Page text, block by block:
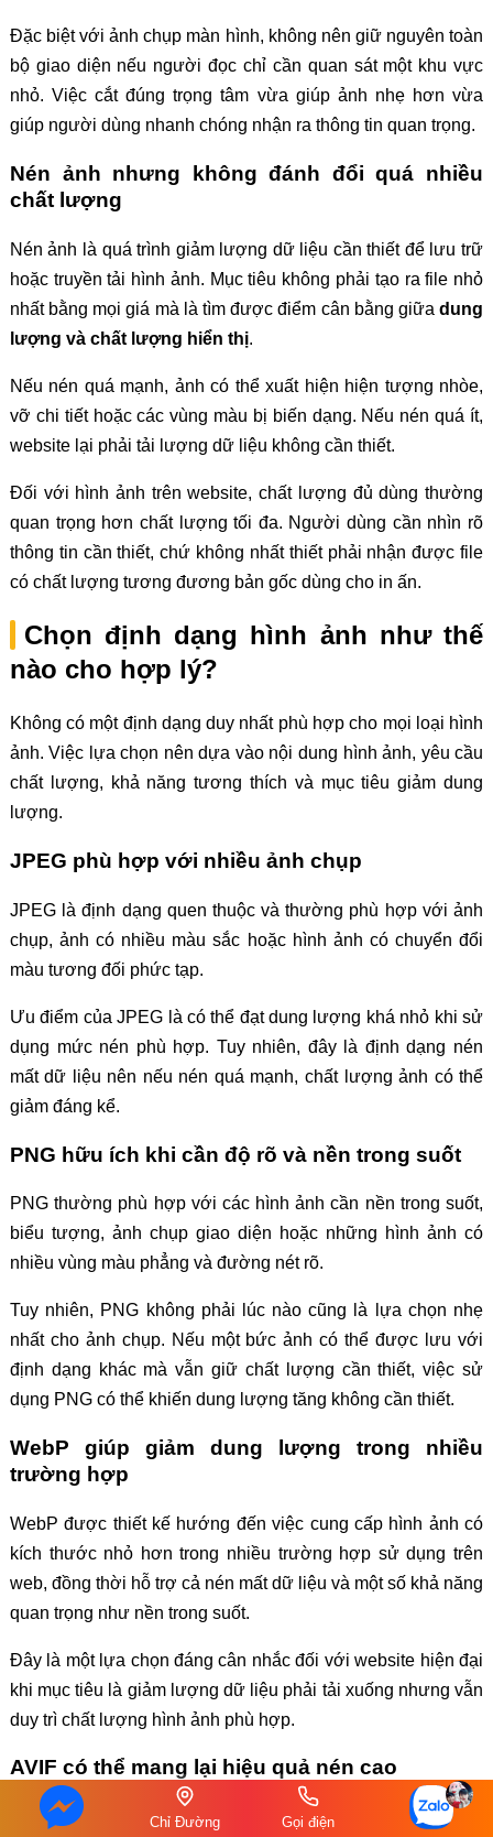
Đặc biệt với ảnh chụp màn hình, không nên giữ nguyên toàn
bộ giao diện nếu người đọc chỉ cần quan sát một khu vực
nhỏ. Việc cắt đúng trọng tâm vừa giúp ảnh nhẹ hơn vừa
giúp người dùng nhanh chóng nhận ra thông tin quan trọng.
Nén ảnh nhưng không đánh đổi quá nhiều
chất lượng
Nén ảnh là quá trình giảm lượng dữ liệu cần thiết để lưu trữ
hoặc truyền tải hình ảnh. Mục tiêu không phải tạo ra file nhỏ
nhất bằng mọi giá mà là tìm được điểm cân bằng giữadung
lượng và chất lượng hiển thị.
Nếu nén quá mạnh, ảnh có thể xuất hiện hiện tượng nhòe,
vỡ chi tiết hoặc các vùng màu bị biến dạng. Nếu nén quá ít,
website lại phải tải lượng dữ liệu không cần thiết.
Đối với hình ảnh trên website, chất lượng đủ dùng thường
quan trọng hơn chất lượng tối đa. Người dùng cần nhìn rõ
thông tin cần thiết, chứ không nhất thiết phải nhận được file
có chất lượng tương đương bản gốc dùng cho in ấn.
Chọn định dạng hình ảnh như thế
nào cho hợp lý?
Không có một định dạng duy nhất phù hợp cho mọi loại hình
ảnh. Việc lựa chọn nên dựa vào nội dung hình ảnh, yêu cầu
chất lượng, khả năng tương thích và mục tiêu giảm dung
lượng.
JPEG phù hợp với nhiều ảnh chụp
JPEG là định dạng quen thuộc và thường phù hợp với ảnh
chụp, ảnh có nhiều màu sắc hoặc hình ảnh có chuyển đổi
màu tương đối phức tạp.
Ưu điểm của JPEG là có thể đạt dung lượng khá nhỏ khi sử
dụng mức nén phù hợp. Tuy nhiên, đây là định dạng nén
mất dữ liệu nên nếu nén quá mạnh, chất lượng ảnh có thể
giảm đáng kể.
PNG hữu ích khi cần độ rõ và nền trong suốt
PNG thường phù hợp với các hình ảnh cần nền trong suốt,
biểu tượng, ảnh chụp giao diện hoặc những hình ảnh có
nhiều vùng màu phẳng và đường nét rõ.
Tuy nhiên, PNG không phải lúc nào cũng là lựa chọn nhẹ
nhất cho ảnh chụp. Nếu một bức ảnh có thể được lưu với
định dạng khác mà vẫn giữ chất lượng cần thiết, việc sử
dụng PNG có thể khiến dung lượng tăng không cần thiết.
WebP giúp giảm dung lượng trong nhiều
trường hợp
WebP được thiết kế hướng đến việc cung cấp hình ảnh có
kích thước nhỏ hơn trong nhiều trường hợp sử dụng trên
web, đồng thời hỗ trợ cả nén mất dữ liệu và một số khả năng
quan trọng như nền trong suốt.
Đây là một lựa chọn đáng cân nhắc đối với website hiện đại
khi mục tiêu là giảm lượng dữ liệu phải tải xuống nhưng vẫn
duy trì chất lượng hình ảnh phù hợp.
AVIF có thể mang lại hiệu quả nén cao
AVIF là một định dạng hình ảnh hiện đại được phát triển dựa
Chỉ Đường Gọi điện